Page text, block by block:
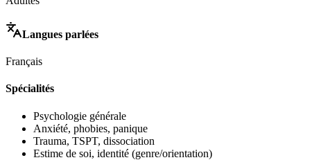
Langues parlées
Français
Spécialités
Psychologie générale
Anxiété, phobies, panique
Trauma, TSPT, dissociation
Estime de soi, identité (genre/orientation)